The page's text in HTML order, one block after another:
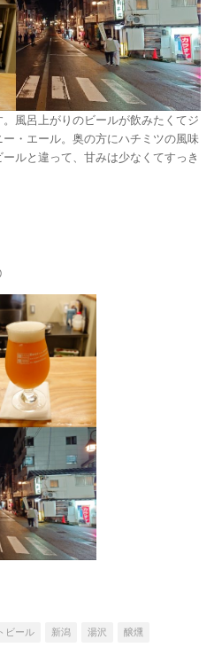
風呂上がりのビールが飲みたくてジ
・エール。奥の方にハチミツの風味
ルと違って、甘みは少なくてすっき
ビール 新潟 湯沢 醸燻